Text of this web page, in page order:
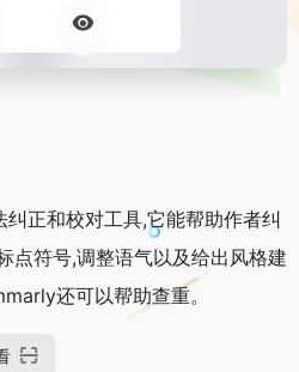
正和校对工具,它能帮助作者纠
点符号,调整语气以及给出风格建
还可以帮助查重。